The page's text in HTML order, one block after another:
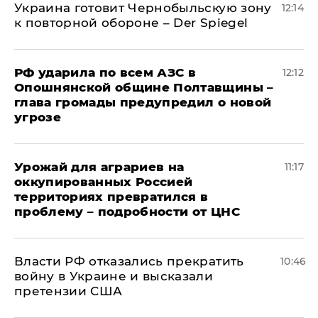
Украина готовит Чернобыльскую зону
к повторной обороне – Der Spiegel
12:14
РФ ударила по всем АЗС в
Опошнянской общине Полтавщины –
глава громады предупредил о новой
угрозе
12:12
Урожай для аграриев на
оккупированных Россией
территориях превратился в
проблему – подробности от ЦНС
11:17
Власти РФ отказались прекратить
войну в Украине и высказали
претензии США
10:46